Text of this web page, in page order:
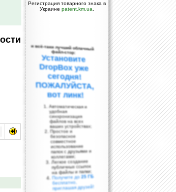
Регистрация товарного знака в
Украине patent.km.ua
и всё-таки лучший облачный
файл-стор:
Установите
DropBox уже
сегодня!
ПОЖАЛУЙСТА,
вот линк!
Автоматическая и
удобная
синхронизация
файлов на всех
ваших устройствах;
Простое и
безопасное
совместное
использование
папок с друзьями и
коллегами;
Легкое создание
публичных ссылок
на файлы и папки;
Получите до25 ГБ
бесплатно,
приглашая друзей!